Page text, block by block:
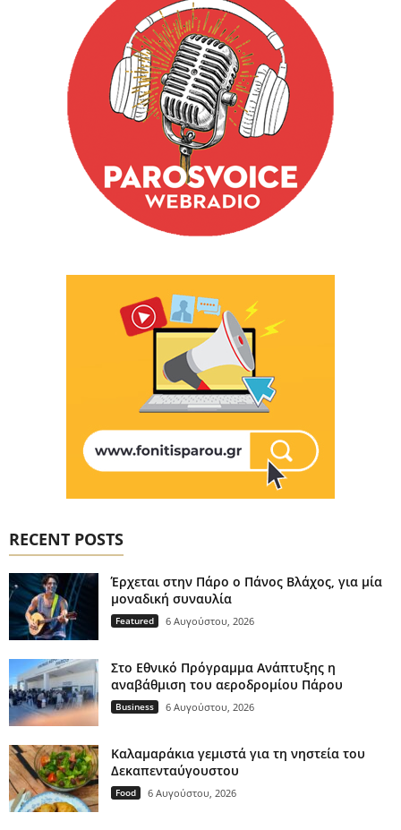
RECENT POSTS
Έρχεται στην Πάρο ο Πάνος Βλάχος, για μία
μοναδική συναυλία
Featured 6 Αυγούστου, 2026
Στο Εθνικό Πρόγραμμα Ανάπτυξης η
αναβάθμιση του αεροδρομίου Πάρου
Business 6 Αυγούστου, 2026
Καλαμαράκια γεμιστά για τη νηστεία του
Δεκαπενταύγουστου
Food 6 Αυγούστου, 2026